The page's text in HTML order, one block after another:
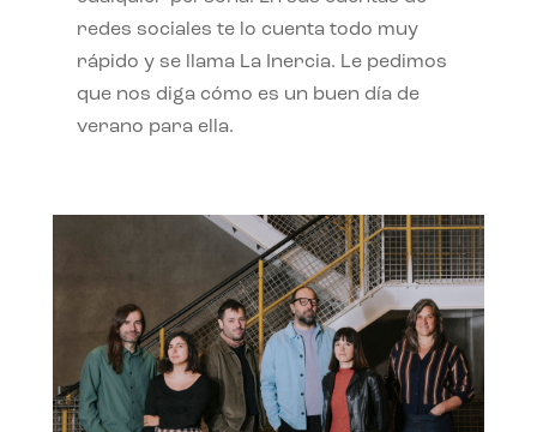
redes sociales te lo cuenta todo muy
rápido y se llama La Inercia. Le pedimos
que nos diga cómo es un buen día de
verano para ella.